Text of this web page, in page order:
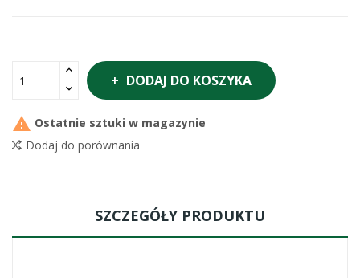
DODAJ DO KOSZYKA
 Ostatnie sztuki w magazynie
Dodaj do porównania
SZCZEGÓŁY PRODUKTU